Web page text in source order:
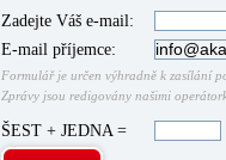
Zadejte Váš e-mail:
E-mail příjemce:
Formulář je určen výhradně k zasílání
Zprávy jsou redigovány našimi
ŠEST + JEDNA =